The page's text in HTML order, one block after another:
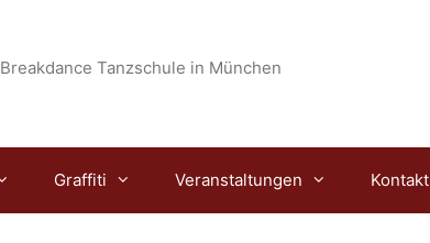
Tanzschule in München
Graffiti Veranstaltungen Kontakt